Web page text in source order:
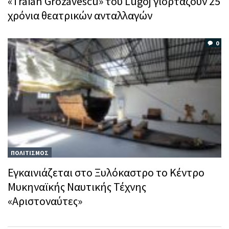
χρόνια θεατρικών ανταλλαγών
0
ΠΟΛΙΤΙΣΜΟΣ
Εγκαινιάζεται στο Ξυλόκαστρο το Κέντρο
Μυκηναϊκής Ναυτικής Τέχνης
«Αριστοναύτες»